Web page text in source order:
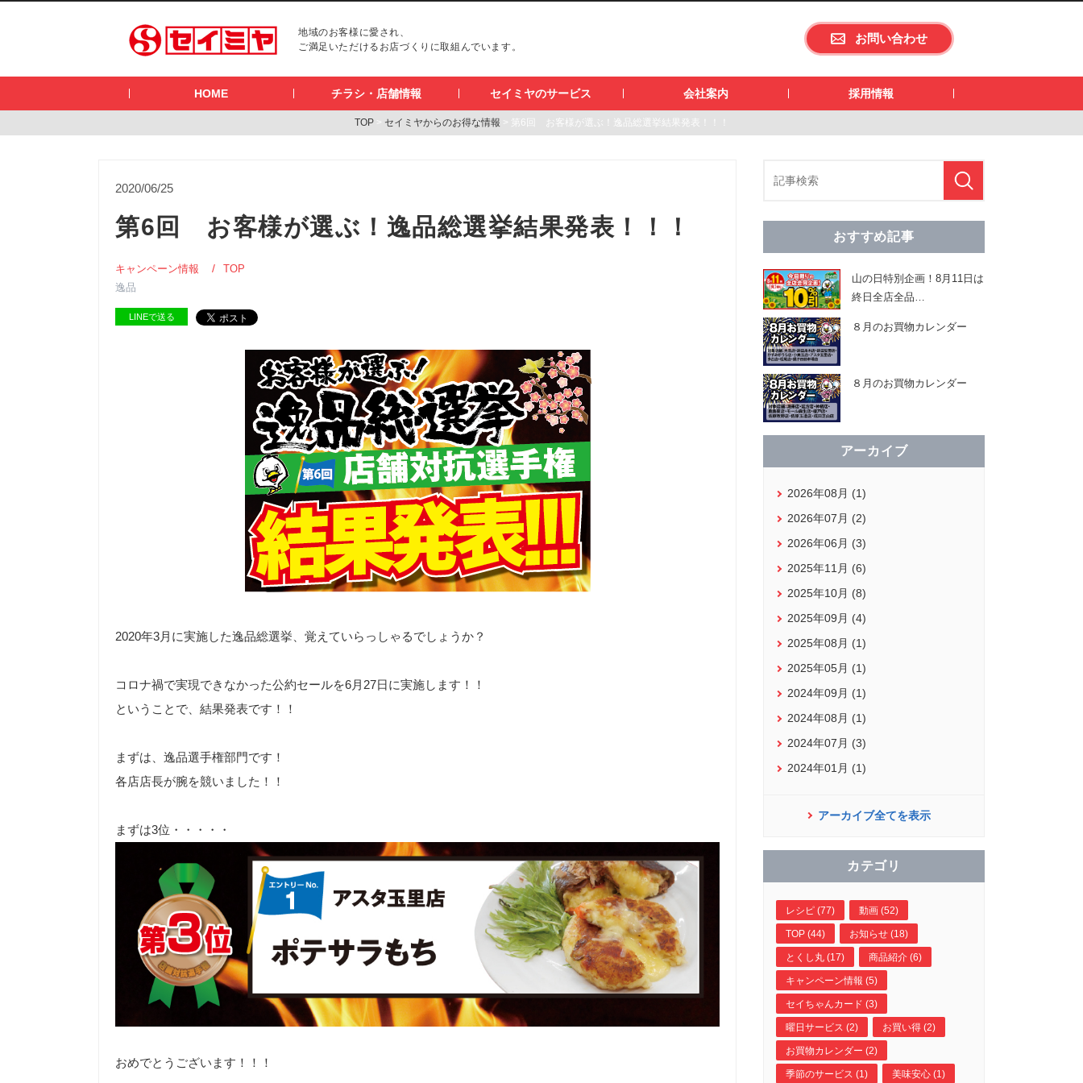
地域のお客様に愛され、
ご満足いただけるお店づくりに取組んでいます。
HOME チラシ・店舗情報 セイミヤのサービス 会社案内 採用情報
お問い合わせ
TOP> セイミヤからのお得な情報 > 第6回 お客様が選ぶ！逸品総選挙結果発表！！！
2020/06/25
第6回 お客様が選ぶ！逸品総選挙結果発表！！！
キャンペーン情報
TOP
逸品
LINEで送る
2020年3月に実施した逸品総選挙、覚えていらっしゃるでしょうか？
コロナ禍で実現できなかった公約セールを6月27日に実施します！！
ということで、結果発表です！！
まずは、逸品選手権部門です！
各店店長が腕を競いました！！
まずは3位・・・・・
おめでとうございます！！！
おすすめ記事
山の日特別企画！8月11日は
終日全店全品…
８月のお買物カレンダー
８月のお買物カレンダー
アーカイブ
2026年08月 (1)
2026年07月 (2)
2026年06月 (3)
2025年11月 (6)
2025年10月 (8)
2025年09月 (4)
2025年08月 (1)
2025年05月 (1)
2024年09月 (1)
2024年08月 (1)
2024年07月 (3)
2024年01月 (1)
アーカイブ全てを表示
カテゴリ
レシピ (77) 動画 (52)
TOP (44) お知らせ (18)
とくし丸 (17) 商品紹介 (6)
キャンペーン情報 (5)
セイちゃんカード (3)
曜日サービス (2) お買い得 (2)
お買物カレンダー (2)
季節のサービス (1) 美味安心 (1)